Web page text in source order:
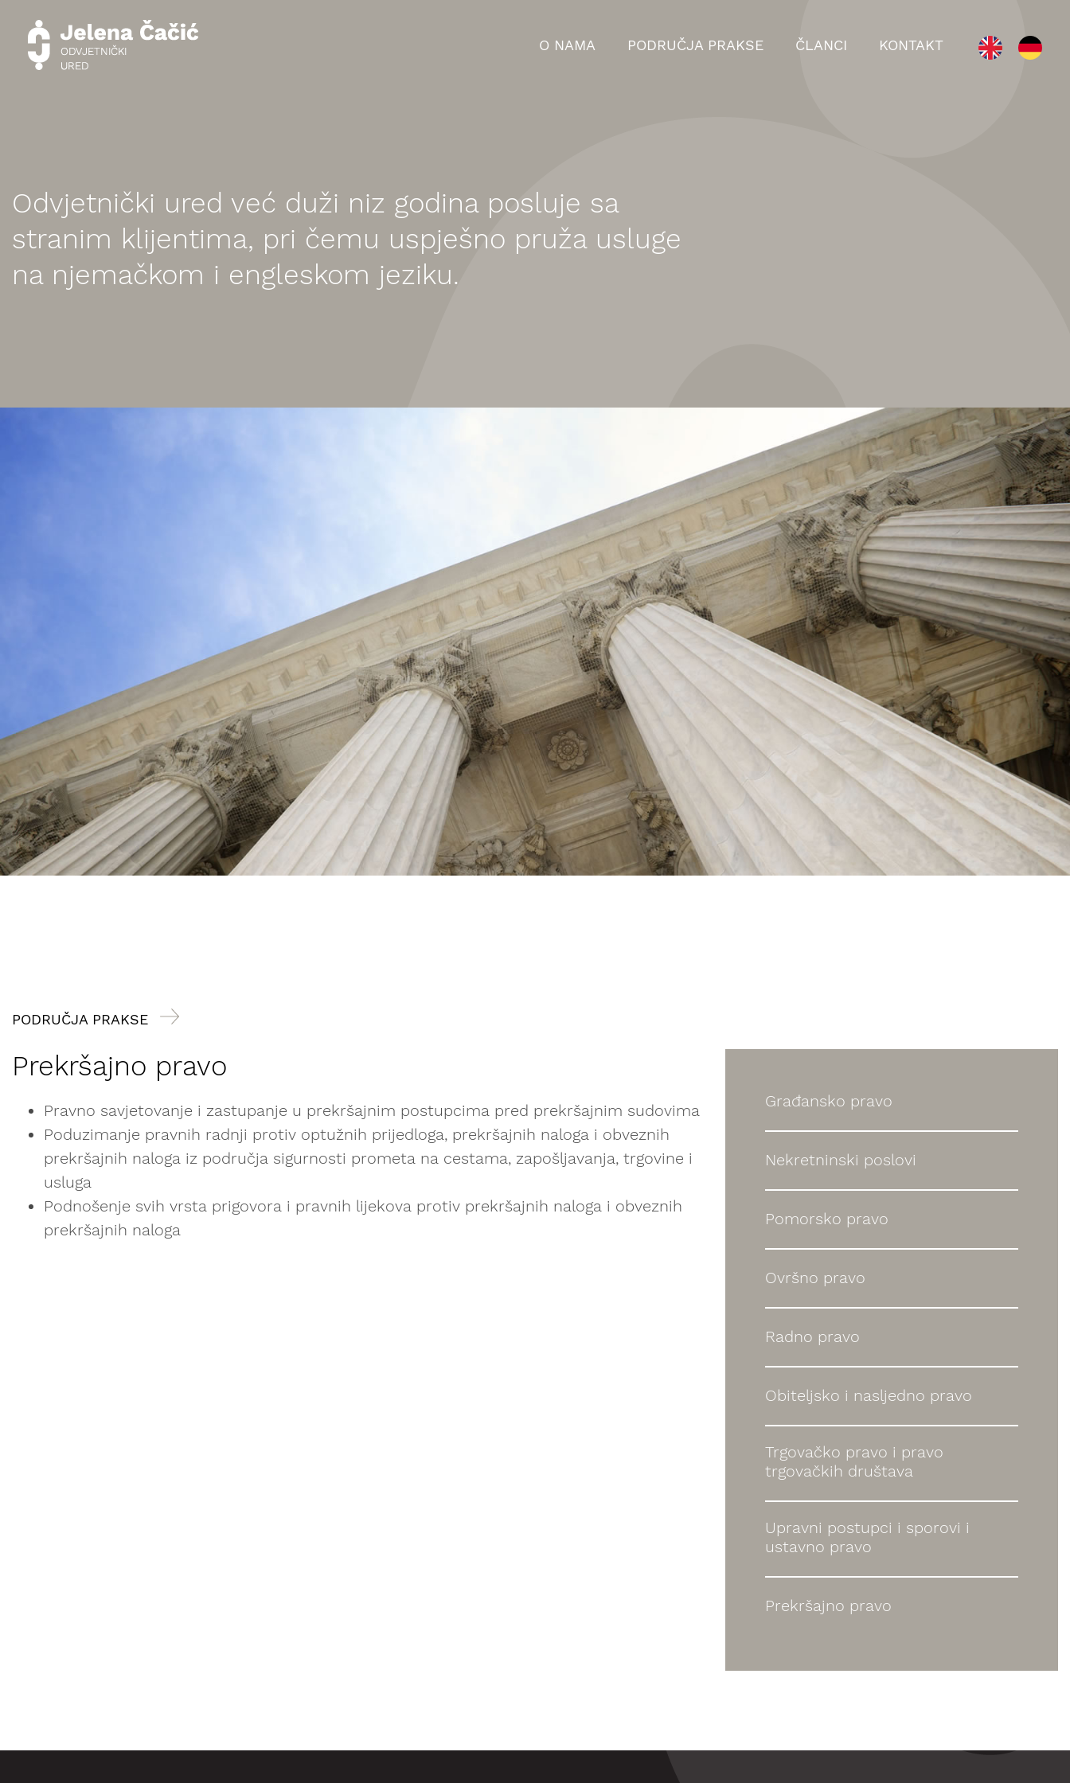
O NAMA PODRUČJA PRAKSE ČLANCI KONTAKT
Odvjetnički ured već duži niz godina posluje sa
stranim klijentima, pri čemu uspješno pruža usluge
na njemačkom i engleskom jeziku.
PODRUČJA PRAKSE
Prekršajno pravo
Pravno savjetovanje i zastupanje u prekršajnim postupcima pred prekršajnim sudovima
Poduzimanje pravnih radnji protiv optužnih prijedloga, prekršajnih naloga i obveznih
prekršajnih naloga iz područja sigurnosti prometa na cestama, zapošljavanja, trgovine i
usluga
Podnošenje svih vrsta prigovora i pravnih lijekova protiv prekršajnih naloga i obveznih
prekršajnih naloga
Građansko pravo
Nekretninski poslovi
Pomorsko pravo
Ovršno pravo
Radno pravo
Obiteljsko i nasljedno pravo
Trgovačko pravo i pravo
trgovačkih društava
Upravni postupci i sporovi i
ustavno pravo
Prekršajno pravo